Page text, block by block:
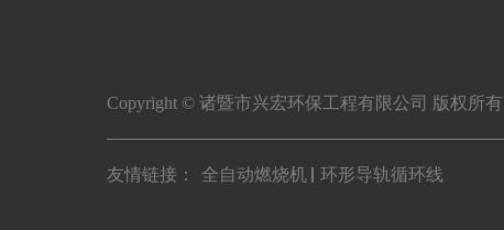
Copyright © 诸暨市兴宏环保工程有限公司 版权所有
友情链接： 全自动燃烧机 环形导轨循环线